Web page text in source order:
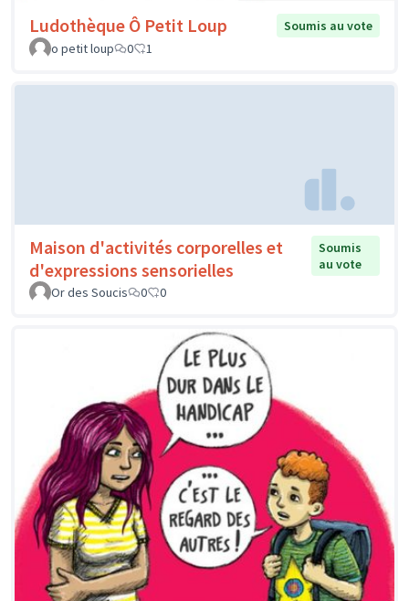
Ludothèque Ô Petit Loup
Soumis au vote
o petit loup
0 1
Maison d'activités corporelles et
d'expressions sensorielles
Soumis
au vote
Or des Soucis
0 0